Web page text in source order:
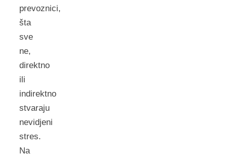
prevoznici,
šta
sve
ne,
direktno
ili
indirektno
stvaraju
nevidjeni
stres.
Na